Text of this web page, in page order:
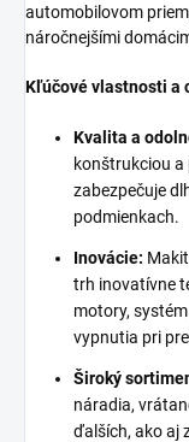
automobilovom
náročnejšími
Kľúčové vlastnosti a
Kvalita a
konštrukciou
zabezpečuje
podmienkach.
Inovácie:
trh inovatívne
motory,
vypnutia pri
Široký
náradia,
ďalších, ako aj